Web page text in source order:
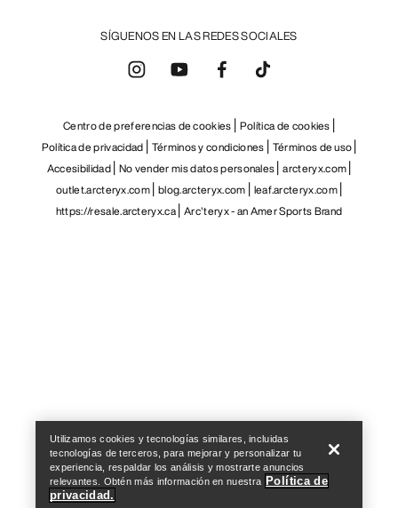
SÍGUENOS EN LAS REDES SOCIALES
Centro de preferencias de cookies Política de cookies
Política de privacidad Términos y condiciones Términos de uso
Accesibilidad No vender mis datos personales arcteryx.com
outlet.arcteryx.com blog.arcteryx.com leaf.arcteryx.com
https://resale.arcteryx.ca Arc'teryx - an Amer Sports Brand
Utilizamos cookies y tecnologías similares, incluidas
tecnologías de terceros, para mejorar y personalizar tu
experiencia, respaldar los análisis y mostrarte anuncios
relevantes. Obtén más información en nuestra Política de
privacidad.